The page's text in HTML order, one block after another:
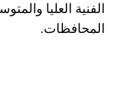
الفنية العليا
المحافظات.